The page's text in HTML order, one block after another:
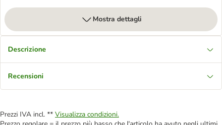
Mostra dettagli
Descrizione
Recensioni
Prezzi IVA incl. ** Visualizza condizioni.